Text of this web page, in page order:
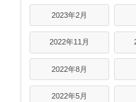
2023年2月
2022年11月
2022年8月
2022年5月